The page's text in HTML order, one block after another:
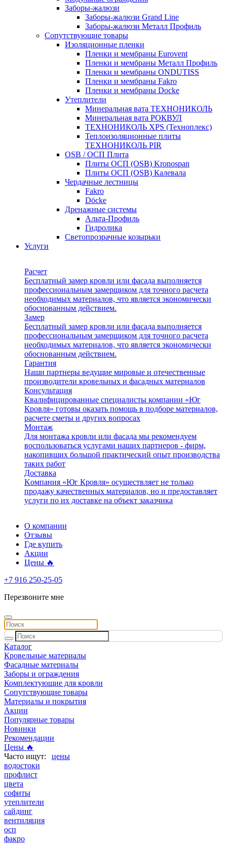
Заборы-жалюзи
Заборы-жалюзи Grand Line
Заборы-жалюзи Металл Профиль
Сопутствующие товары
Изоляционные пленки
Пленки и мембраны Eurovent
Пленки и мембраны Металл Профиль
Пленки и мембраны ONDUTISS
Пленки и мембраны Fakro
Пленки и мембраны Docke
Утеплители
Минеральная вата ТЕХНОНИКОЛЬ
Минеральная вата РОКВУЛ
ТЕХНОНИКОЛЬ XPS (Техноплекс)
Теплоизоляционные плиты
ТЕХНОНИКОЛЬ PIR
OSB / ОСП Плита
Плиты ОСП (OSB) Kronospan
Плиты ОСП (OSB) Калевала
Чердачные лестницы
Fakro
Döcke
Дренажные системы
Альта-Профиль
Гидролика
Светопрозрачные козырьки
Услуги
Расчет
Бесплатный замер кровли или фасада выполняется
профессиональным замерщиком для точного расчета
необходимых материалов, что является экономически
обоснованным действием.
Замер
Бесплатный замер кровли или фасада выполняется
профессиональным замерщиком для точного расчета
необходимых материалов, что является экономически
обоснованным действием.
Гарантия
Наши партнеры ведущие мировые и отечественные
производители кровельных и фасадных материалов
Консультация
Квалифицированные специалисты компании «Юг
Кровля» готовы оказать помощь в подборе материалов,
расчете сметы и других вопросах
Монтаж
Для монтажа кровли или фасада мы рекомендуем
воспользоваться услугами наших партнеров - фирм,
накопивших большой практический опыт производства
таких работ
Доставка
Kомпания «Юг Кровля» осуществляет не только
продажу качественных материалов, но и предоставляет
услуги по их доставке на объект заказчика
О компании
Отзывы
Где купить
Акции
Цены 🔥
+7 916 250-25-05
Перезвоните мне
Каталог
Кровельные материалы
Фасадные материалы
Заборы и ограждения
Комплектующие для кровли
Сопутствующие товары
Материалы и покрытия
Акции
Популярные товары
Новинки
Рекомендации
Цены 🔥
цены
водостоки
профлист
цвета
софиты
утеплители
сайдинг
вентиляция
осп
факро